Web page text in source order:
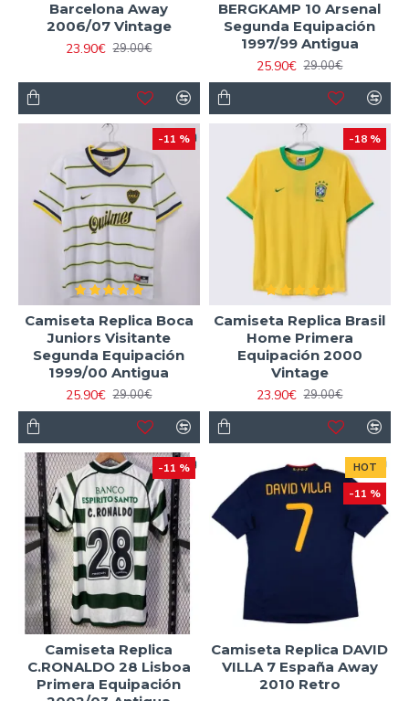
Barcelona Away
2006/07 Vintage
23.90€ 29.00€
BERGKAMP 10 Arsenal
Segunda Equipación
1997/99 Antigua
25.90€ 29.00€
-11 %
Camiseta Replica Boca
Juniors Visitante
Segunda Equipación
1999/00 Antigua
25.90€ 29.00€
-18 %
Camiseta Replica Brasil
Home Primera
Equipación 2000
Vintage
23.90€ 29.00€
-11 %
Camiseta Replica
C.RONALDO 28 Lisboa
Primera Equipación
HOT
-11 %
Camiseta Replica DAVID
VILLA 7 España Away
2010 Retro